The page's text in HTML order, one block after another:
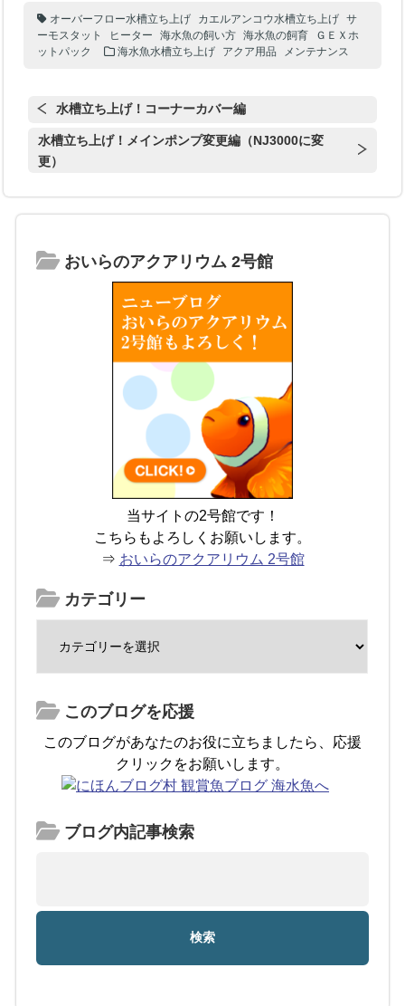
オーバーフロー水槽立ち上げ カエルアンコウ水槽立ち上げ
サ
ーモスタット
ヒーター 海水魚の飼い方 海水魚の飼育
ＧＥＸホ
ットパック
海水魚水槽立ち上げ アクア用品 メンテナンス
水槽立ち上げ！コーナーカバー編
水槽立ち上げ！メインポンプ変更編（NJ3000に変
更）
おいらのアクアリウム 2号館
当サイトの2号館です！
こちらもよろしくお願いします。
⇒ おいらのアクアリウム 2号館
カテゴリー
このブログを応援
このブログがあなたのお役に立ちましたら、応援
クリックをお願いします。
ブログ内記事検索